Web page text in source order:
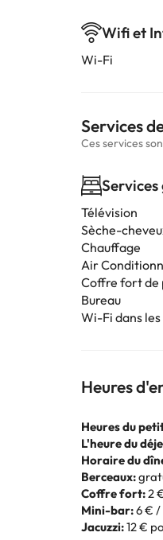
Wifi et
Wi-Fi
Services
Ces services
Services
Télévision
Sèche-
Chauffage
Air
Coffre fort de
Bureau
Wi-Fi dans
Heures
Heures du
L'heure du
Horaire du
Berceaux:
Coffre fort:2
Mini-bar:6 € /
Jacuzzi:12 €